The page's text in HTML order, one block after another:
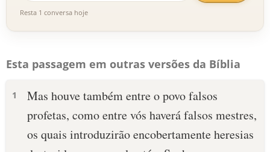
Resta 1 conversa hoje
Esta passagem em outras versões da Bíblia
1
Mas houve também entre o povo falsos
profetas, como entre vós haverá falsos mestres,
os quais introduzirão encobertamente heresias